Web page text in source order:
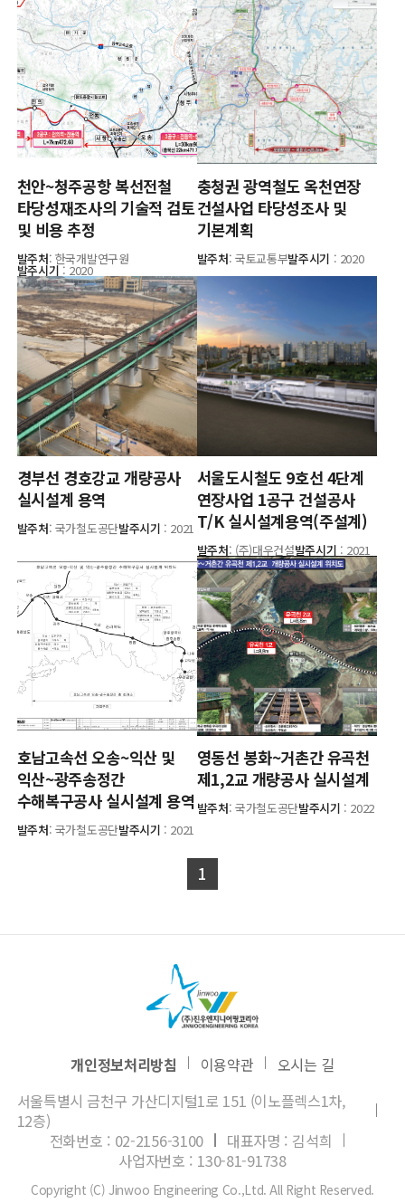
천안~청주공항 복선전철
타당성재조사의 기술적 검토
및 비용 추정
발주처: 한국개발연구원
발주시기: 2020
충청권 광역철도 옥천연장
건설사업 타당성조사 및
기본계획
발주처: 국토교통부발주시기 : 2020
경부선 경호강교 개량공사
실시설계 용역
발주처: 국가철도공단발주시기 : 2021
서울도시철도 9호선 4단계
연장사업 1공구 건설공사
T/K 실시설계용역(주설계)
발주처: (주)대우건설발주시기 : 2021
호남고속선 오송~익산 및
익산~광주송정간
수해복구공사 실시설계 용역
발주처: 국가철도공단발주시기 : 2021
영동선 봉화~거촌간 유곡천
제1,2교 개량공사 실시설계
발주처: 국가철도공단발주시기 : 2022
1
서울특별시 금천구 가산디지털1로 151 (이노플렉스1차,
12층)
전화번호 : 02-2156-3100
대표자명 : 김석희
사업자번호 : 130-81-91738
개인정보처리방침 이용약관 오시는 길
Copyright (C) Jinwoo Engineering Co.,Ltd. All Right Reserved.